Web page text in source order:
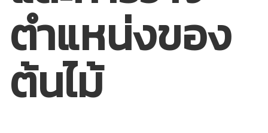
ตำแหน่งของ
ต้นไม้